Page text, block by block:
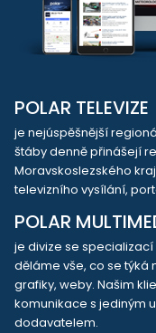
POLAR TELEVIZE
je nejúspěšnější
štáby denně přinášejí
Moravskoslezského
televizního vysílání,
POLAR
je divize se
děláme vše, co se týká
grafiky, weby. Našim
komunikace s jediným
dodavatelem.